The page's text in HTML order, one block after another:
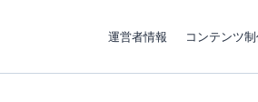
運営者情報 コンテンツ